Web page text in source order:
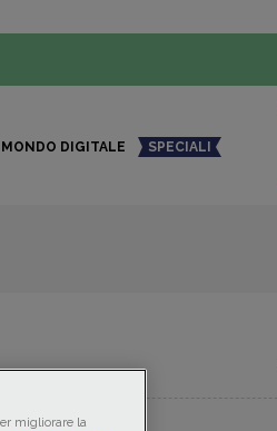
MONDO DIGITALE SPECIALI
migliorare la